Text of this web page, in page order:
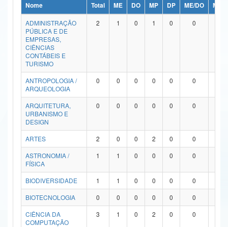
Ministério da Ciência, Tecnologia, Inovações e Comunicações
Ministério do Meio Ambiente
Ministério do Turismo
Ministério do Desenvolvimento Regional
Controladoria-Geral da União
Ministério da Mulher, da Família e dos Direitos Humanos
Secretaria de Governo
Advocacia-Geral da União
Banco Central do Brasil
Nome Total ME DO MP DP ME/DO
MP/
ADMINISTRAÇÃO
PÚBLICA E DE
EMPRESAS,
CIÊNCIAS
CONTÁBEIS E
TURISMO
2 1 0 1 0 0
ANTROPOLOGIA /
ARQUEOLOGIA
0 0 0 0 0 0
ARQUITETURA,
URBANISMO E
DESIGN
0 0 0 0 0 0
ARTES 2 0 0 2 0 0
ASTRONOMIA /
FÍSICA
1 1 0 0 0 0
BIODIVERSIDADE 1 1 0 0 0 0
BIOTECNOLOGIA
0 0 0 0 0 0
CIÊNCIA DA
COMPUTAÇÃO
3 1 0 2 0 0